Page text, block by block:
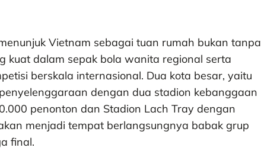
Vietnam sebagai tuan rumah bukan tanpa
kuat dalam sepak bola wanita regional serta
berskala internasional. Dua kota besar, yaitu
dengan dua stadion kebanggaan
penonton dan Stadion Lach Tray dengan
menjadi tempat berlangsungnya babak grup
final.